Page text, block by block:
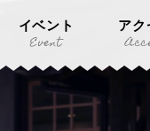
イベント
Event
アク